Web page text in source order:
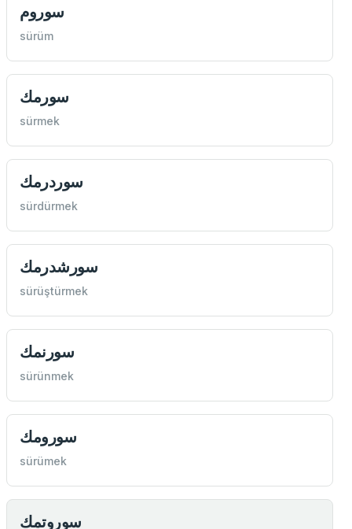
سوروم
sürüm
سورمك
sürmek
سوردرمك
sürdürmek
سورشدرمك
sürüştürmek
سورنمك
sürünmek
سورومك
sürümek
سوروتمك